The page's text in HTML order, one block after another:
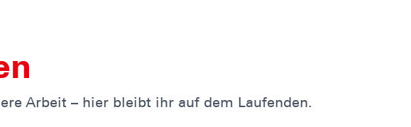
Arbeit – hier bleibt ihr auf dem Laufenden.